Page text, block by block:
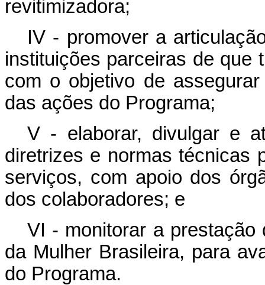
revitimizadora;
IV - promover a
instituições parceiras de que
com o objetivo de
das ações do Programa;
V - elaborar, divulgar e
diretrizes e normas técnicas
serviços, com apoio dos
dos colaboradores; e
VI - monitorar a
da Mulher Brasileira, para
do Programa.